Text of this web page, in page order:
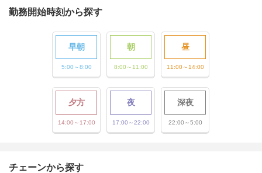
勤務開始時刻から探す
早朝
5:00～8:00
朝
8:00～11:00
昼
11:00～14:00
夕方
14:00～17:00
夜
17:00～22:00
深夜
22:00～5:00
チェーンから探す